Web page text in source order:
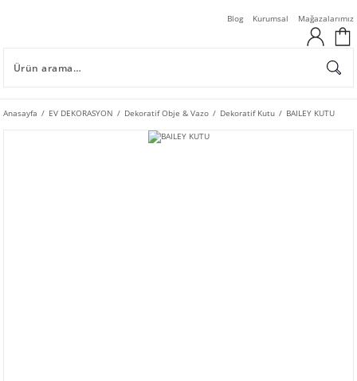
Blog Kurumsal Mağazalarımız
Anasayfa EV DEKORASYON Dekoratif Obje & Vazo Dekoratif Kutu BAILEY KUTU